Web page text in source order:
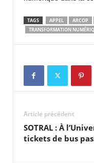
TAGS APPEL ARCOP
TRANSFORMATION
Article précédent
SOTRAL : À
tickets de bus